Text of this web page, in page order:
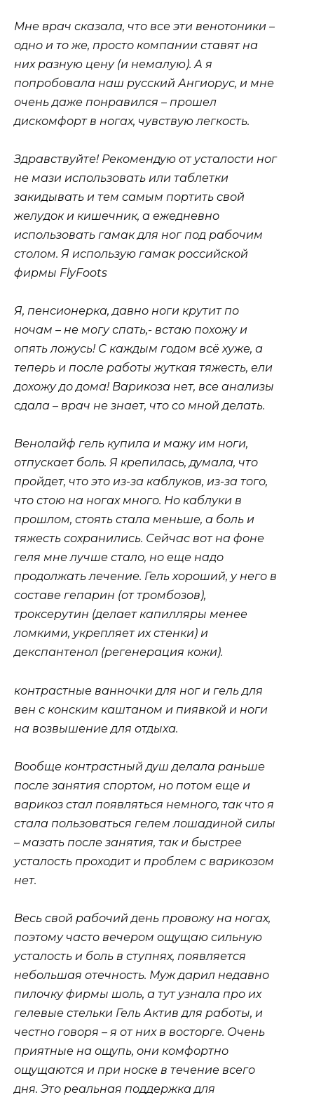
Мне врач сказала, что все эти венотоники –
одно и то же, просто компании ставят на
них разную цену (и немалую). А я
попробовала наш русский Ангиорус, и мне
очень даже понравился – прошел
дискомфорт в ногах, чувствую легкость.
Здравствуйте! Рекомендую от усталости ног
не мази использовать или таблетки
закидывать и тем самым портить свой
желудок и кишечник, а ежедневно
использовать гамак для ног под рабочим
столом. Я использую гамак российской
фирмы FlyFoots
Я, пенсионерка, давно ноги крутит по
ночам – не могу спать,- встаю похожу и
опять ложусь! С каждым годом всё хуже, а
теперь и после работы жуткая тяжесть, ели
дохожу до дома! Варикоза нет, все анализы
сдала – врач не знает, что со мной делать.
Венолайф гель купила и мажу им ноги,
отпускает боль. Я крепилась, думала, что
пройдет, что это из-за каблуков, из-за того,
что стою на ногах много. Но каблуки в
прошлом, стоять стала меньше, а боль и
тяжесть сохранились. Сейчас вот на фоне
геля мне лучше стало, но еще надо
продолжать лечение. Гель хороший, у него в
составе гепарин (от тромбозов),
троксерутин (делает капилляры менее
ломкими, укрепляет их стенки) и
декспантенол (регенерация кожи).
контрастные ванночки для ног и гель для
вен с конским каштаном и пиявкой и ноги
на возвышение для отдыха.
Вообще контрастный душ делала раньше
после занятия спортом, но потом еще и
варикоз стал появляться немного, так что я
стала пользоваться гелем лошадиной силы
– мазать после занятия, так и быстрее
усталость проходит и проблем с варикозом
нет.
Весь свой рабочий день провожу на ногах,
поэтому часто вечером ощущаю сильную
усталость и боль в ступнях, появляется
небольшая отечность. Муж дарил недавно
пилочку фирмы шоль, а тут узнала про их
гелевые стельки Гель Актив для работы, и
честно говоря – я от них в восторге. Очень
приятные на ощупь, они комфортно
ощущаются и при носке в течение всего
дня. Это реальная поддержка для